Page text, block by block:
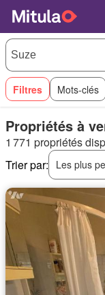
Filtres Mots-clés
Propriétés à
1 771 propriétés
Trier par:
Les plus